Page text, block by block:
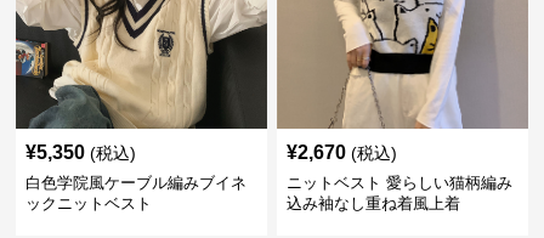
¥5,350 (税込)
白色学院風ケーブル編みブイネ
ックニットベスト
¥2,670 (税込)
ニットベスト 愛らしい猫柄編み
込み袖なし重ね着風上着